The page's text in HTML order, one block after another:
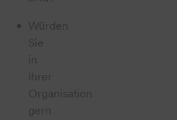
Würden
Sie
in
Ihrer
Organisation
gern